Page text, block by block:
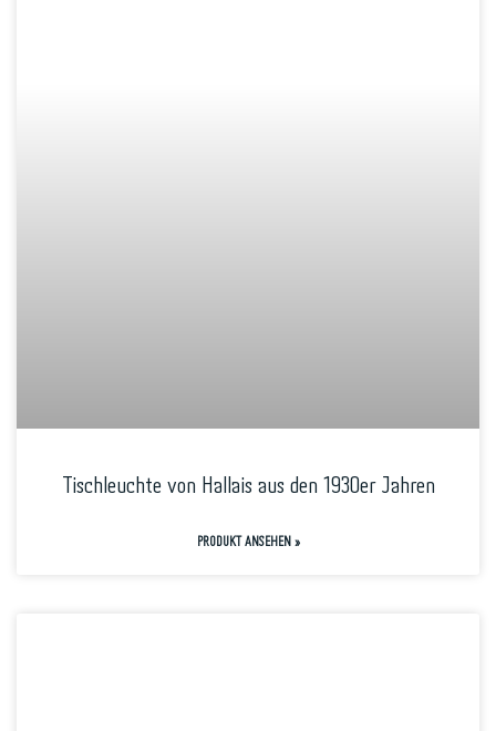
Tischleuchte von Hallais aus den 1930er Jahren
PRODUKT ANSEHEN »